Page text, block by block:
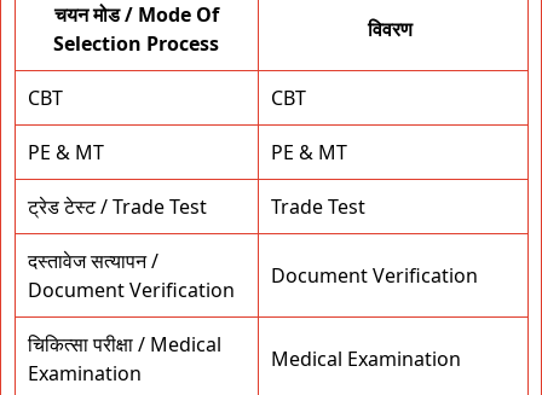
चयन मोड / Mode Of
Selection Process
विवरण
CBT CBT
PE & MT PE & MT
ट्रेड टेस्ट / Trade Test Trade Test
दस्तावेज सत्यापन /
Document Verification
Document Verification
चिकित्सा परीक्षा / Medical
Examination
Medical Examination